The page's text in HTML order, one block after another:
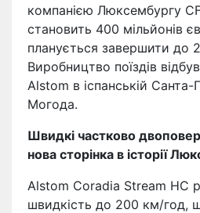
компанією Люксембургу
становить 400 мільйонів
планується завершити до
Виробництво поїздів
Alstom в іспанській
Могода.
Швидкі частково
нова сторінка в історії
Alstom Coradia Stream HC
швидкість до 200 км/год,